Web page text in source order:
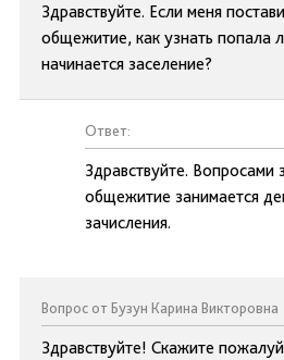
Здравствуйте. Если меня
общежитие, как узнать попала
начинается заселение?
Ответ:
Здравствуйте. Вопросами
общежитие занимается
зачисления.
Вопрос от Бузун Карина Викторовна
Здравствуйте! Скажите